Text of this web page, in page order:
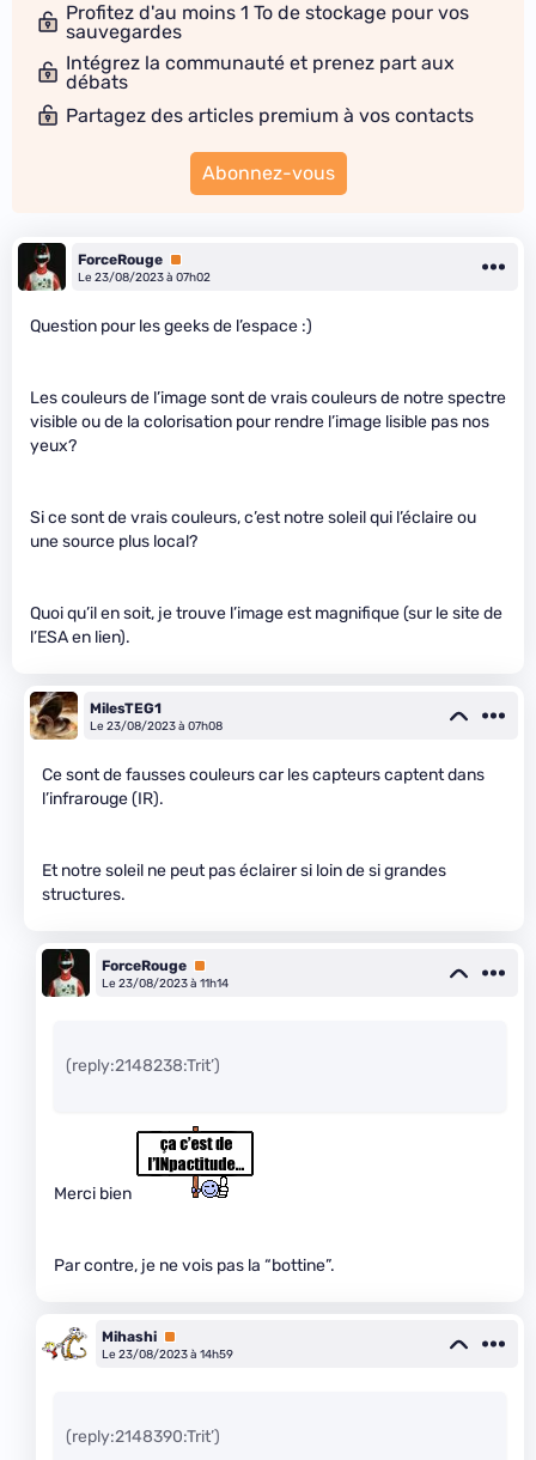
Profitez d'au moins 1 To de stockage pour vos
sauvegardes
Intégrez la communauté et prenez part aux
débats
Partagez des articles premium à vos contacts
Abonnez-vous
ForceRouge Premium
Le 23/08/2023 à 07h02
Question pour les geeks de l’espace :)
Les couleurs de l’image sont de vrais couleurs de notre spectre
visible ou de la colorisation pour rendre l’image lisible pas nos
yeux?
Si ce sont de vrais couleurs, c’est notre soleil qui l’éclaire ou
une source plus local?
Quoi qu’il en soit, je trouve l’image est magnifique (sur le site de
l’ESA en lien).
MilesTEG1
Le 23/08/2023 à 07h08
Ce sont de fausses couleurs car les capteurs captent dans
l’infrarouge (IR).
Et notre soleil ne peut pas éclairer si loin de si grandes
structures.
ForceRouge Premium
Le 23/08/2023 à 11h14
(reply:2148238:Trit’)
Merci bien
Par contre, je ne vois pas la “bottine”.
Mihashi Premium
Le 23/08/2023 à 14h59
(reply:2148390:Trit’)